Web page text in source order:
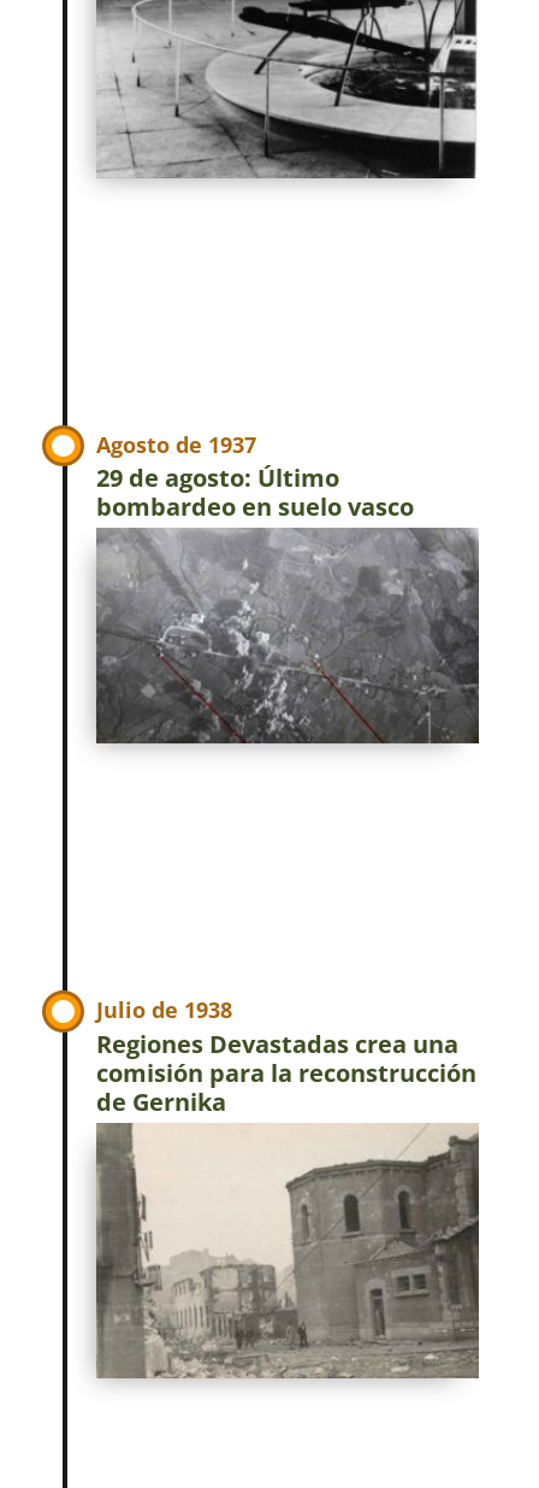
Agosto de 1937
29 de agosto: Último
bombardeo en suelo vasco
Julio de 1938
Regiones Devastadas crea una
comisión para la reconstrucción
de Gernika